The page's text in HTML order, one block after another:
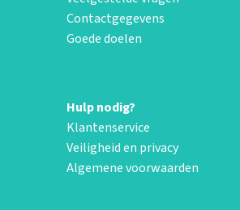
Contactgegevens
Goede doelen
Hulp nodig?
Klantenservice
Veiligheid en privacy
Algemene voorwaarden